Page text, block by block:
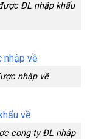
ĐL nhập khẩu
nhập về
cong ty ĐL nhập